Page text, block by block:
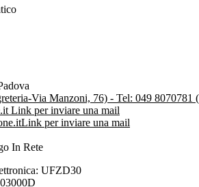
Via Manzoni, 76) - Tel: 049 8070781
Link per inviare una mail
Link per inviare una mail
In Rete
UFZD30